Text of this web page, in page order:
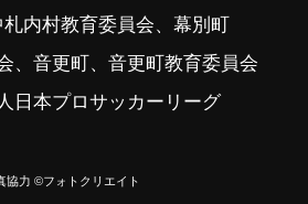
内村教育委員会、幕別町
、音更町、音更町教育委員会
日本プロサッカーリーグ
協力 ©フォトクリエイト